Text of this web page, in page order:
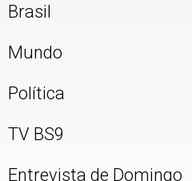
Brasil
Mundo
Política
TV BS9
Entrevista de Domingo